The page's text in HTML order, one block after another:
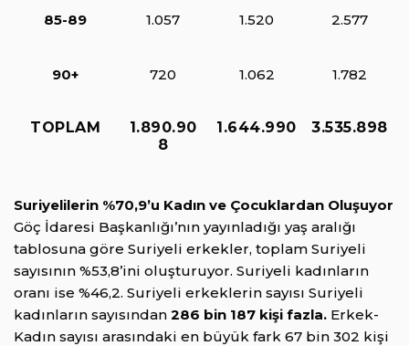
85-89 1.057 1.520 2.577
90+ 720 1.062 1.782
TOPLAM
1.890.90
8
1.644.990 3.535.898
Suriyelilerin %70,9’u Kadın ve Çocuklardan Oluşuyor
Göç İdaresi Başkanlığı’nın yayınladığı yaş aralığı
tablosuna göre Suriyeli erkekler, toplam Suriyeli
sayısının %53,8’ini oluşturuyor. Suriyeli kadınların
oranı ise %46,2. Suriyeli erkeklerin sayısı Suriyeli
kadınların sayısından 286 bin 187 kişi fazla. Erkek-
Kadın sayısı arasındaki en büyük fark 67 bin 302 kişi